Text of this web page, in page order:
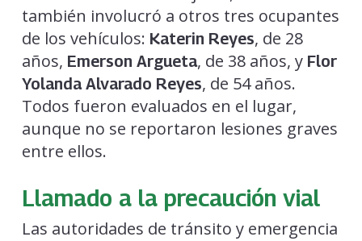
también involucró a otros tres ocupantes
de los vehículos: Katerin Reyes, de 28
años, Emerson Argueta, de 38 años, y Flor
Yolanda Alvarado Reyes, de 54 años.
Todos fueron evaluados en el lugar,
aunque no se reportaron lesiones graves
entre ellos.
Llamado a la precaución vial
Las autoridades de tránsito y emergencia